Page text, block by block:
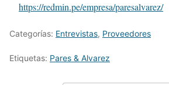
https://redmin.pe/empresa/paresalvarez/
Categorías: Entrevistas, Proveedores
Etiquetas: Pares & Alvarez